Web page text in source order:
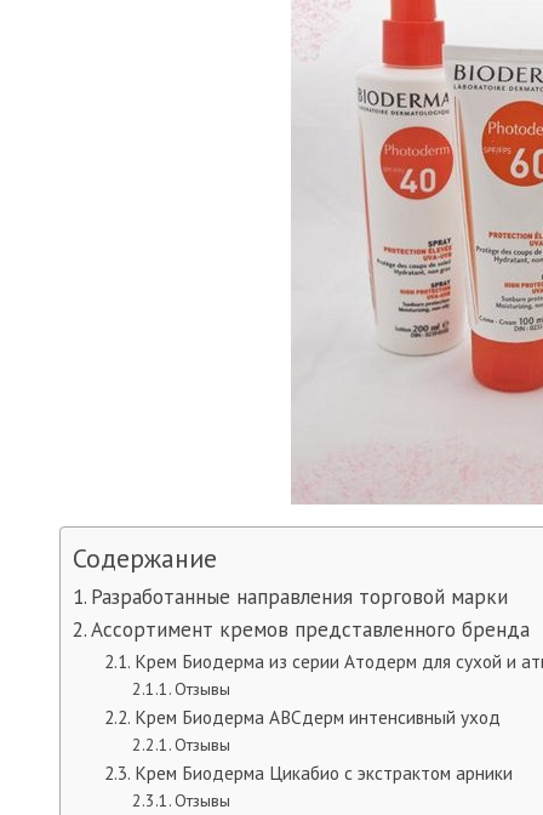
Содержание
Разработанные направления торговой марки
Ассортимент кремов представленного бренда
Крем Биодерма из серии Атодерм для сухой и
Отзывы
Крем Биодерма АВСдерм интенсивный уход
Отзывы
Крем Биодерма Цикабио с экстрактом арники
Отзывы